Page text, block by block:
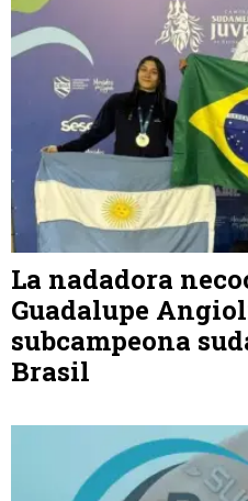
La nadadora
Guadalupe
subcampeona
Brasil